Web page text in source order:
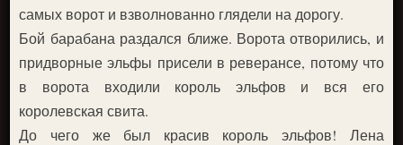
самых ворот и взволнованно глядели на дорогу.
Бой барабана раздался ближе. Ворота отворились, и
придворные эльфы присели в реверансе, потому что
в ворота входили король эльфов и вся его
королевская свита.
До чего же был красив король эльфов! Лена